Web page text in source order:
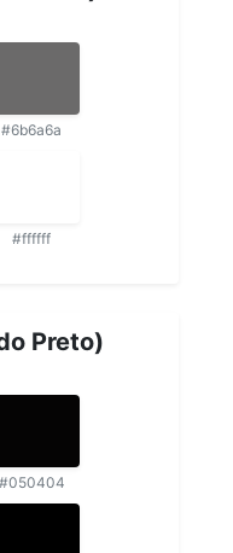
#6b6a6a
#ffffff
Preto)
#050404